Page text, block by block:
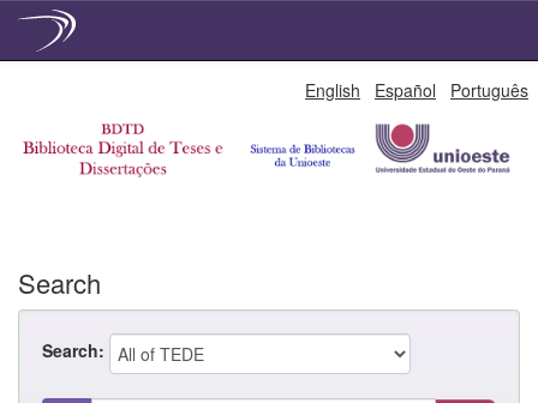
English Español Português
Search
Search: